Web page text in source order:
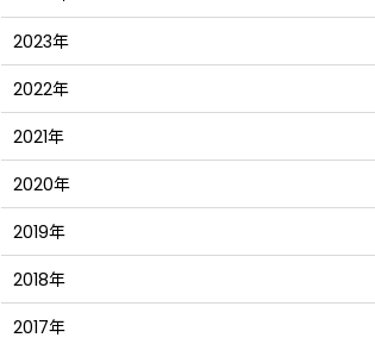
2023年
2022年
2021年
2020年
2019年
2018年
2017年